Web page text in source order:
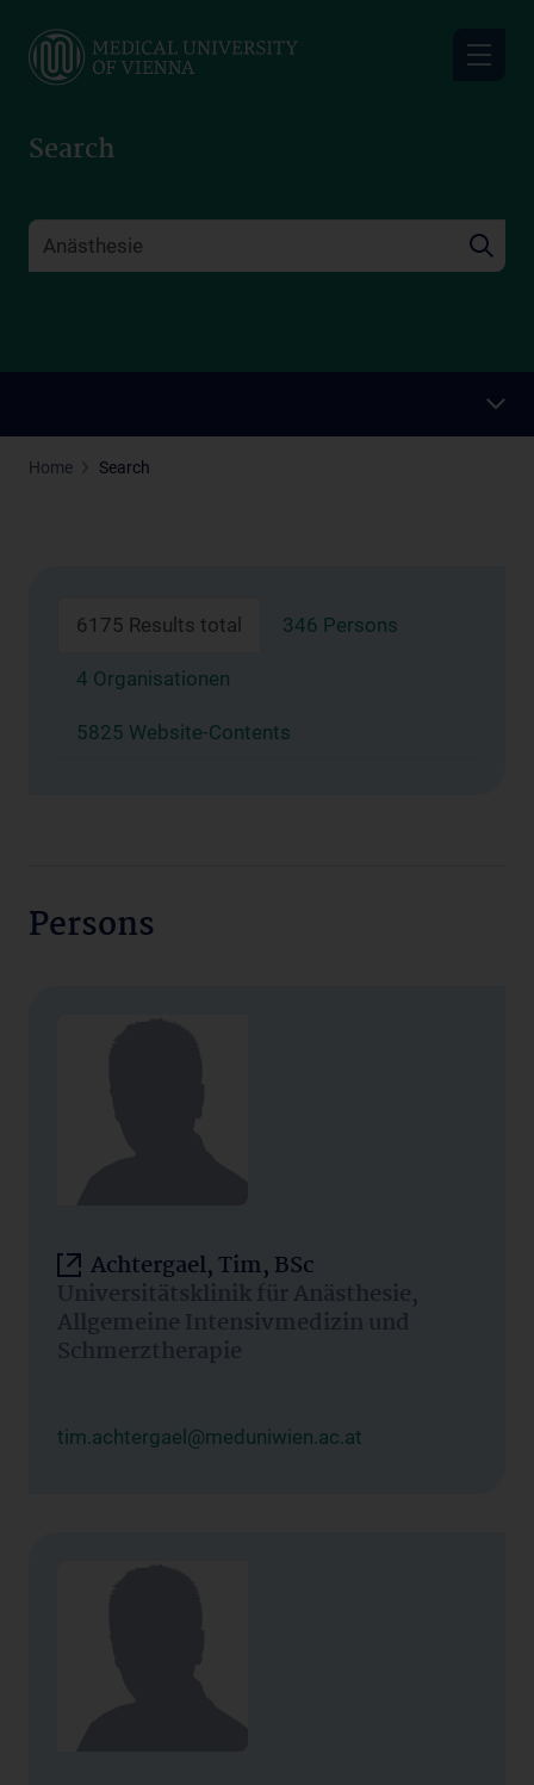
main
Search
Home Search
6175 Results total 346 Persons
4 Organisationen
5825 Website-Contents
Persons
Achtergael, Tim, BSc
Universitätsklinik für Anästhesie,
Allgemeine Intensivmedizin und
Schmerztherapie
tim.achtergael@meduniwien.ac.at